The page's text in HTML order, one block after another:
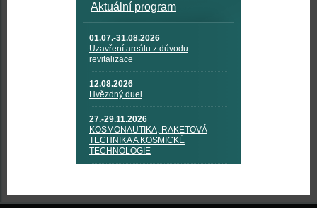
Aktuální program
01.07.-31.08.2026
Uzavření areálu z důvodu
revitalizace
12.08.2026
Hvězdný duel
27.-29.11.2026
KOSMONAUTIKA, RAKETOVÁ
TECHNIKA A KOSMICKÉ
TECHNOLOGIE